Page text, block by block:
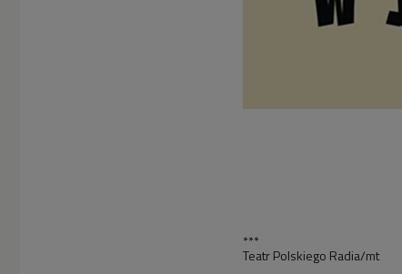
***
Teatr Polskiego Radia/mt